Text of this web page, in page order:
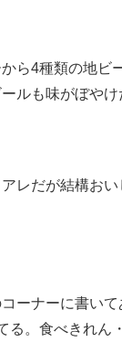
ら4種類の地ビ
ルも味がぼやけ
レだが結構お
ーナーに書い
る。食べきれん